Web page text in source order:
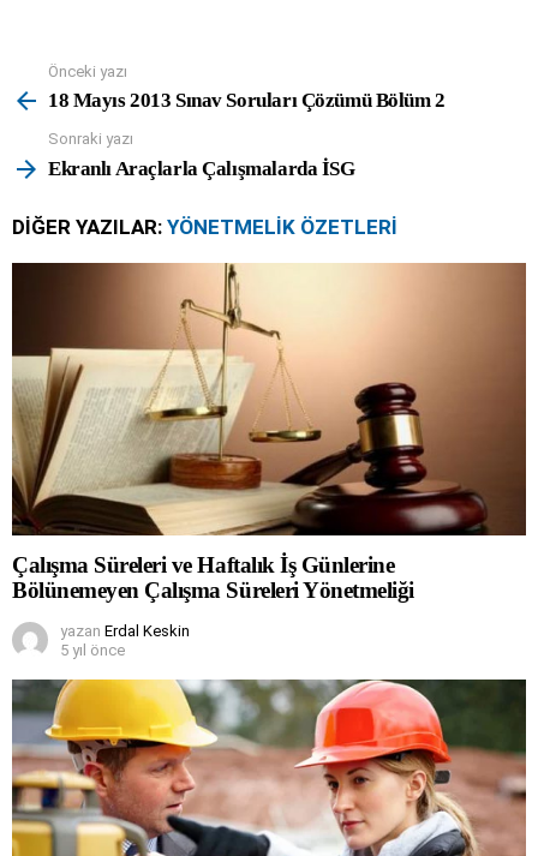
more
Önceki yazı
18 Mayıs 2013 Sınav Soruları Çözümü Bölüm 2
Sonraki yazı
Ekranlı Araçlarla Çalışmalarda İSG
DIĞER YAZILAR: YÖNETMELIK ÖZETLERI
Çalışma Süreleri ve Haftalık İş Günlerine
Bölünemeyen Çalışma Süreleri Yönetmeliği
yazan Erdal Keskin
5 yıl önce